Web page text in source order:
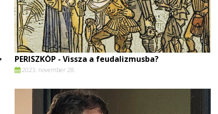
PERISZKÓP - Vissza a feudalizmusba?
2023. november 28.